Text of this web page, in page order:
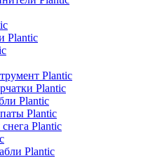
Plantic
Plantic
Plantic
Plantic
Plantic
Plantic
Plantic